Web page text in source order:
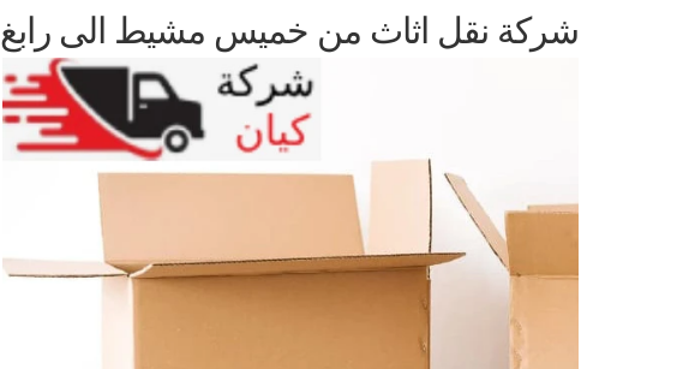
شركة نقل اثاث من خميس مشيط الى رابغ